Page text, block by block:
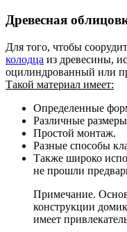
Древесная
Для того, чтобы
колодца из древесины,
оцилиндрованный или
Такой материал имеет:
Определенные
Различные
Простой монтаж.
Разные способы
Также широко
не прошли
Примечание.
конструкции
имеет